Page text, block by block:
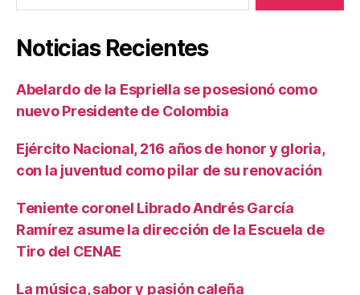
Noticias Recientes
Abelardo de la Espriella se posesionó como
nuevo Presidente de Colombia
Ejército Nacional, 216 años de honor y gloria,
con la juventud como pilar de su renovación
Teniente coronel Librado Andrés García
Ramírez asume la dirección de la Escuela de
Tiro del CENAE
La música, sabor y pasión caleña